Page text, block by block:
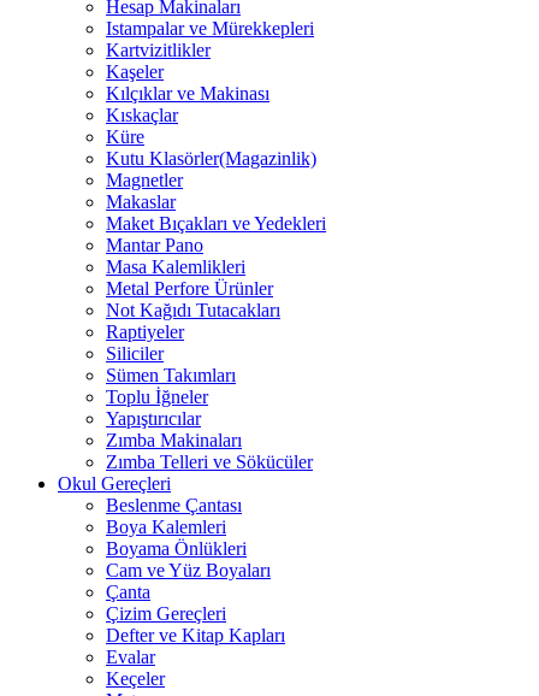
Hesap Makinaları
Istampalar ve Mürekkepleri
Kartvizitlikler
Kaşeler
Kılçıklar ve Makinası
Kıskaçlar
Küre
Kutu Klasörler(Magazinlik)
Magnetler
Makaslar
Maket Bıçakları ve Yedekleri
Mantar Pano
Masa Kalemlikleri
Metal Perfore Ürünler
Not Kağıdı Tutacakları
Raptiyeler
Siliciler
Sümen Takımları
Toplu İğneler
Yapıştırıcılar
Zımba Makinaları
Zımba Telleri ve Sökücüler
Okul Gereçleri
Beslenme Çantası
Boya Kalemleri
Boyama Önlükleri
Cam ve Yüz Boyaları
Çanta
Çizim Gereçleri
Defter ve Kitap Kapları
Evalar
Keçeler